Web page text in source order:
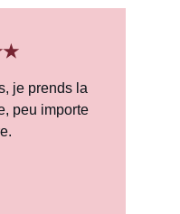
je prends la
peu importe